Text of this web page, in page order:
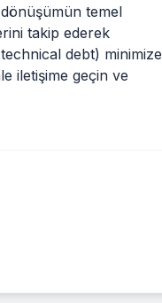
temel
takip ederek
debt) minimize
iletişime geçin ve